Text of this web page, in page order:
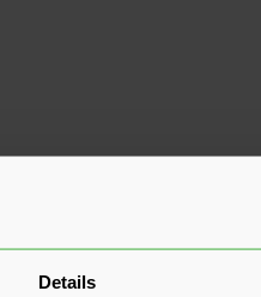
Details